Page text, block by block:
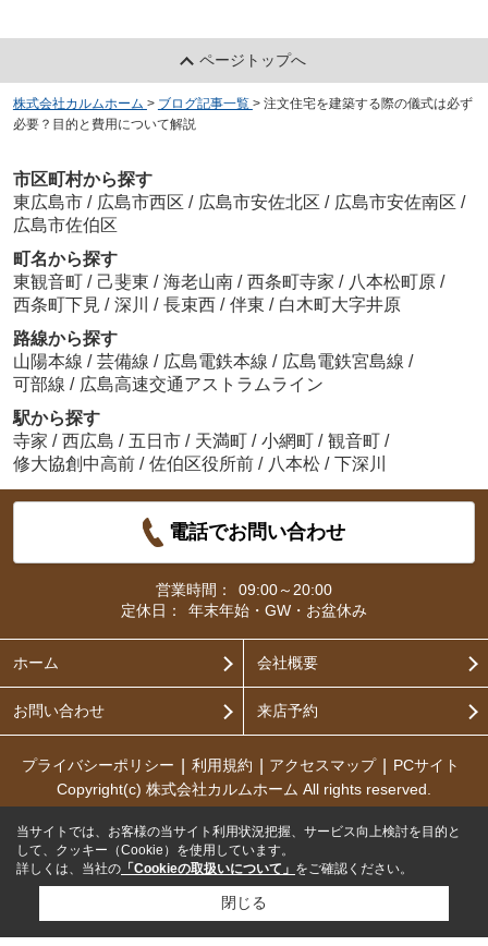
ページトップへ
株式会社カルムホーム > ブログ記事一覧 > 注文住宅を建築する際の儀式は必ず
必要？目的と費用について解説
市区町村から探す
東広島市 / 広島市西区 / 広島市安佐北区 / 広島市安佐南区 /
広島市佐伯区
町名から探す
東観音町 / 己斐東 / 海老山南 / 西条町寺家 / 八本松町原 /
西条町下見 / 深川 / 長束西 / 伴東 / 白木町大字井原
路線から探す
山陽本線 / 芸備線 / 広島電鉄本線 / 広島電鉄宮島線 /
可部線 / 広島高速交通アストラムライン
駅から探す
寺家 / 西広島 / 五日市 / 天満町 / 小網町 / 観音町 /
修大協創中高前 / 佐伯区役所前 / 八本松 / 下深川
電話でお問い合わせ
営業時間：
09:00～20:00
定休日：
年末年始・GW・お盆休み
ホーム 会社概要
お問い合わせ 来店予約
プライバシーポリシー 利用規約 アクセスマップ
PCサイト
Copyright(c) 株式会社カルムホーム All rights reserved.
当サイトでは、お客様の当サイト利用状況把握、サービス向上検討を目的と
して、クッキー（Cookie）を使用しています。
詳しくは、当社の 「Cookieの取扱いについて」 をご確認ください。
閉じる